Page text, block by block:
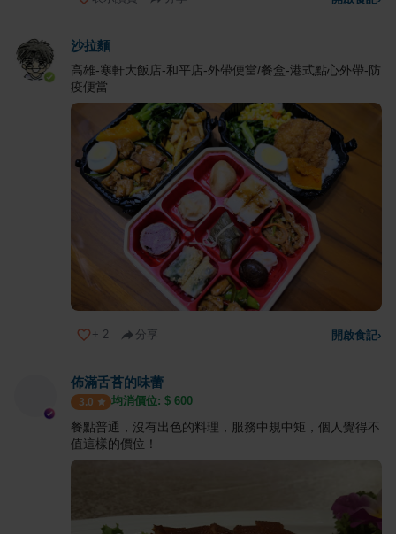
沙拉麵
高雄-寒軒大飯店-和平店-外帶便當/餐盒-港式點心外帶-防
疫便當
+ 2 分享 開啟食記›
佈滿舌苔的味蕾
3.0 均消價位: $ 600
餐點普通，沒有出色的料理，服務中規中矩，個人覺得不
值這樣的價位！